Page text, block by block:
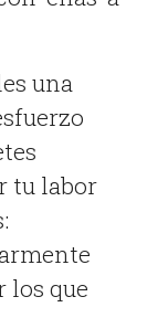
una
tu labor
los que